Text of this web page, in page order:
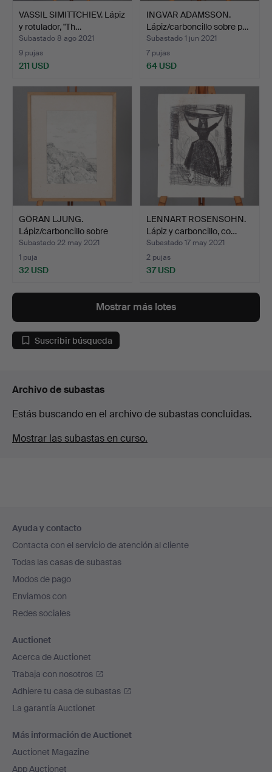
VASSIL SIMITTCHIEV. Lápiz
y rotulador, "Th…
Subastado 8 ago 2021
9 pujas
211 USD
INGVAR ADAMSSON.
Lápiz/carboncillo sobre p…
Subastado 1 jun 2021
7 pujas
64 USD
GÖRAN LJUNG.
Lápiz/carboncillo sobre
papel…
Subastado 22 may 2021
1 puja
32 USD
LENNART ROSENSOHN.
Lápiz y carboncillo, co…
Subastado 17 may 2021
2 pujas
37 USD
Mostrar más lotes
Suscribir búsqueda
Archivo de subastas
Estás buscando en el archivo de subastas concluidas.
Mostrar las subastas en curso.
en
el
pie
de
página
Ayuda y contacto
Contacta con el servicio de atención al cliente
Todas las casas de subastas
Modos de pago
Enviamos con
Redes sociales
Auctionet
Acerca de Auctionet
Trabaja con nosotros
Adhiere tu casa de subastas
La garantía Auctionet
Más información de Auctionet
Auctionet Magazine
App Auctionet